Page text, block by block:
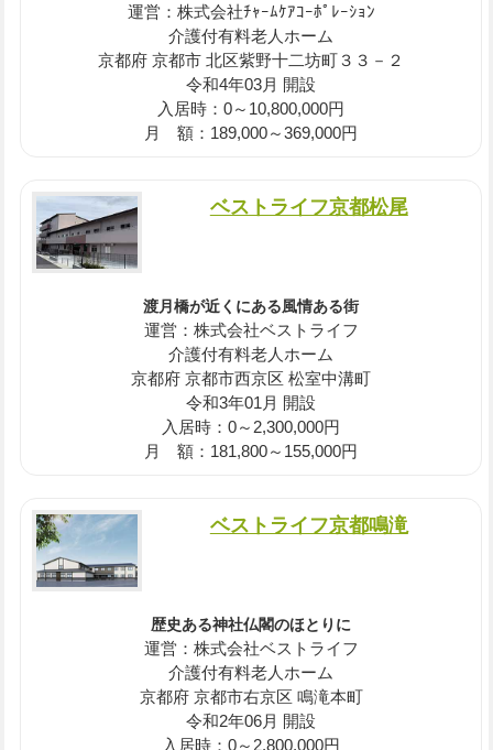
運営：株式会社ﾁｬｰﾑｹｱｺｰﾎﾟﾚｰｼｮﾝ
介護付有料老人ホーム
京都府 京都市 北区紫野十二坊町３３－２
令和4年03月 開設
入居時：0～10,800,000円
月 額：189,000～369,000円
ベストライフ京都松尾
渡月橋が近くにある風情ある街
運営：株式会社ベストライフ
介護付有料老人ホーム
京都府 京都市西京区 松室中溝町
令和3年01月 開設
入居時：0～2,300,000円
月 額：181,800～155,000円
ベストライフ京都鳴滝
歴史ある神社仏閣のほとりに
運営：株式会社ベストライフ
介護付有料老人ホーム
京都府 京都市右京区 鳴滝本町
令和2年06月 開設
入居時：0～2,800,000円